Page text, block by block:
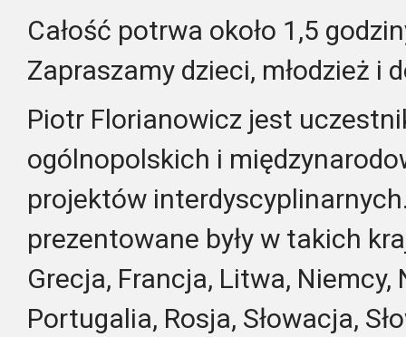
Całość potrwa około 1,5
Zapraszamy dzieci, młodzież i
Piotr Florianowicz jest
ogólnopolskich i
projektów
prezentowane były w takich
Grecja, Francja, Litwa, Niemcy,
Portugalia, Rosja, Słowacja,